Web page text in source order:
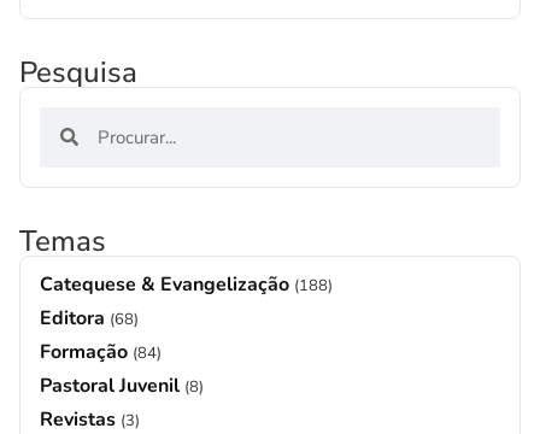
Pesquisa
Temas
Catequese & Evangelização (188)
Editora (68)
Formação (84)
Pastoral Juvenil (8)
Revistas (3)